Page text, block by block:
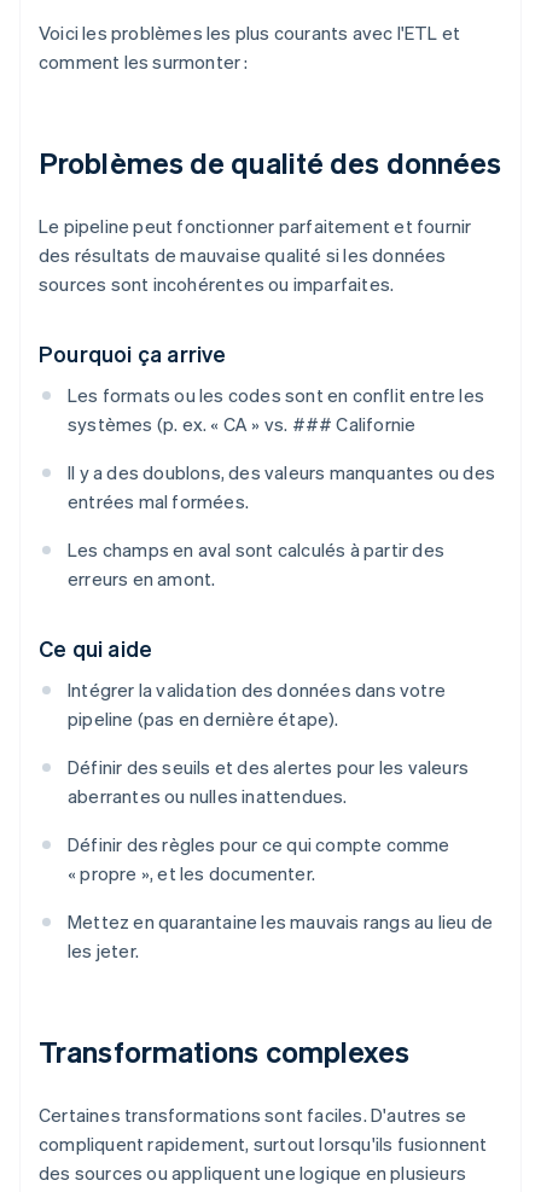
Voici les problèmes les plus courants avec l'ETL et
comment les surmonter :
Problèmes de qualité des données
Le pipeline peut fonctionner parfaitement et fournir
des résultats de mauvaise qualité si les données
sources sont incohérentes ou imparfaites.
Pourquoi ça arrive
Les formats ou les codes sont en conflit entre les
systèmes (p. ex. « CA » vs. ### Californie
Il y a des doublons, des valeurs manquantes ou des
entrées mal formées.
Les champs en aval sont calculés à partir des
erreurs en amont.
Ce qui aide
Intégrer la validation des données dans votre
pipeline (pas en dernière étape).
Définir des seuils et des alertes pour les valeurs
aberrantes ou nulles inattendues.
Définir des règles pour ce qui compte comme
« propre », et les documenter.
Mettez en quarantaine les mauvais rangs au lieu de
les jeter.
Transformations complexes
Certaines transformations sont faciles. D'autres se
compliquent rapidement, surtout lorsqu'ils fusionnent
des sources ou appliquent une logique en plusieurs